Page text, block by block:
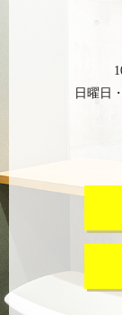
日曜日